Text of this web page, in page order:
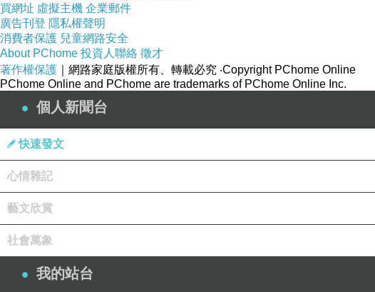
買網址 虛擬主機 企業郵件
廣告刊登 隱私權聲明
消費者保護 兒童網路安全
About PChome 投資人聯絡 徵才
著作權保護 ｜網路家庭版權所有、轉載必究 ‧Copyright PChome Online
PChome Online and PChome are trademarks of PChome Online Inc.
個人新聞台
快速發文
心情雜記
藝文欣賞
社會萬象
我的站台